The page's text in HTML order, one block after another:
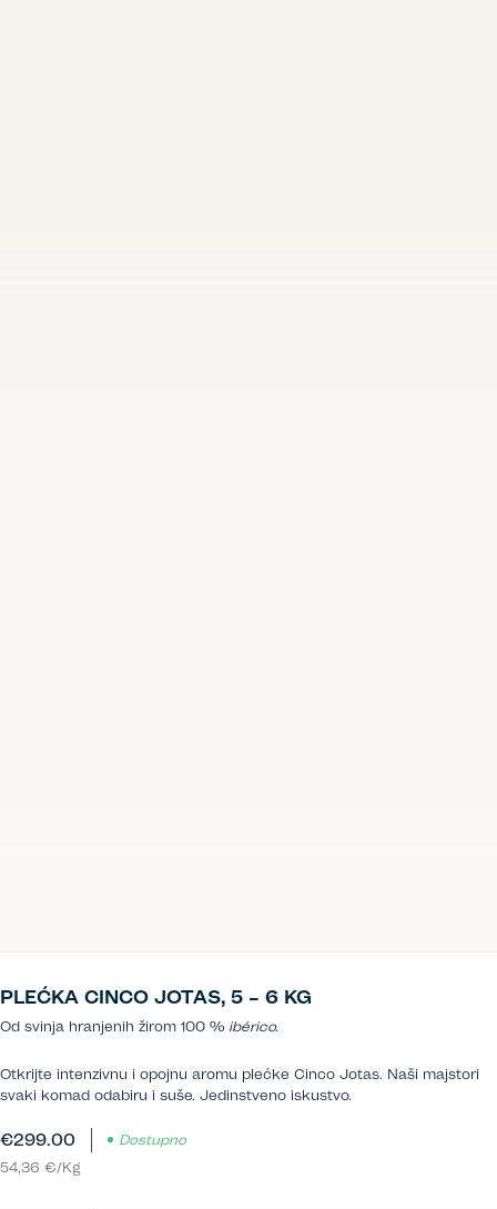
PLEĆKA CINCO JOTAS, 5 – 6 KG
Od svinja hranjenih žirom 100 % ibérico.
Otkrijte intenzivnu i opojnu aromu plećke Cinco Jotas. Naši majstori
svaki komad odabiru i suše. Jedinstveno iskustvo.
€299.00
Dostupno
54,36 €/Kg